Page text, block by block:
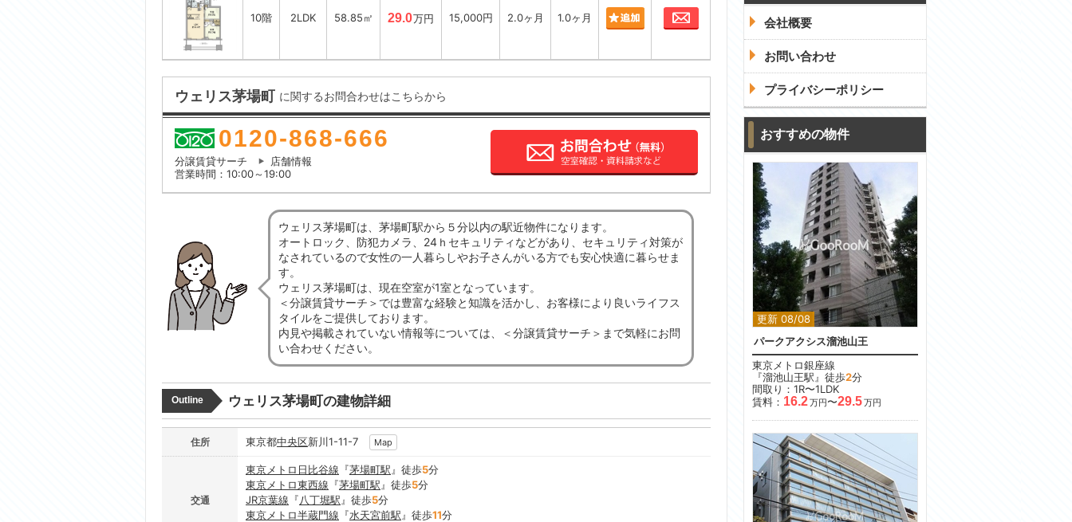
10階 2LDK 58.85㎡ 29.0万円 15,000円 2.0ヶ月 1.0ヶ月 お問合わせ
ウェリス茅場町 に関するお問合わせはこちらから
0120-868-666
分譲賃貸サーチ
店舗情報
営業時間：10:00～19:00
ウェリス茅場町は、茅場町駅から５分以内の駅近物件になります。
オートロック、防犯カメラ、24ｈセキュリティなどがあり、セキュリティ対策が
なされているので女性の一人暮らしやお子さんがいる方でも安心快適に暮らせま
す。
ウェリス茅場町は、現在空室が1室となっています。
＜分譲賃貸サーチ＞では豊富な経験と知識を活かし、お客様により良いライフス
タイルをご提供しております。
内見や掲載されていない情報等については、＜分譲賃貸サーチ＞まで気軽にお問
い合わせください。
Outline ウェリス茅場町の建物詳細
住所 東京都中央区新川1-11-7 Map
交通
東京メトロ日比谷線 『茅場町駅 』徒歩5分
東京メトロ東西線 『茅場町駅 』徒歩5分
JR京葉線 『八丁堀駅 』徒歩5分
東京メトロ半蔵門線 『水天宮前駅 』徒歩11分
会社概要
お問い合わせ
プライバシーポリシー
おすすめの物件
更新 08/08
パークアクシス溜池山王
東京メトロ銀座線
『溜池山王駅』徒歩2分
間取り：1R〜1LDK
賃料： 16.2万円〜29.5万円